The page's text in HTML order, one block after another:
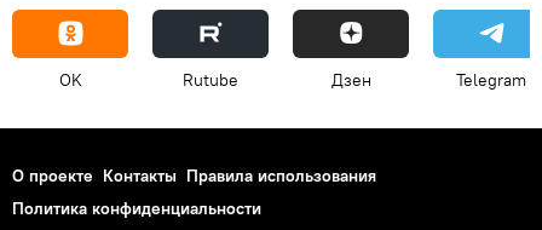
OK Rutube Дзен Telegram
О проекте Контакты Правила использования
Политика конфиденциальности